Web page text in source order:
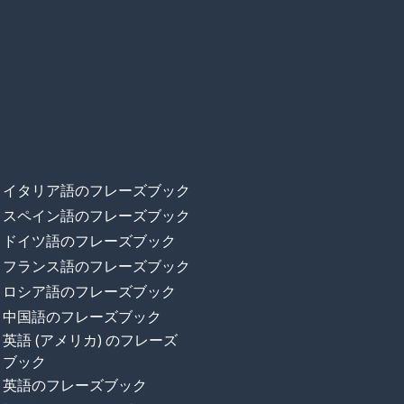
イタリア語のフレーズブック
スペイン語のフレーズブック
ドイツ語のフレーズブック
フランス語のフレーズブック
ロシア語のフレーズブック
中国語のフレーズブック
英語 (アメリカ) のフレーズ
ブック
英語のフレーズブック